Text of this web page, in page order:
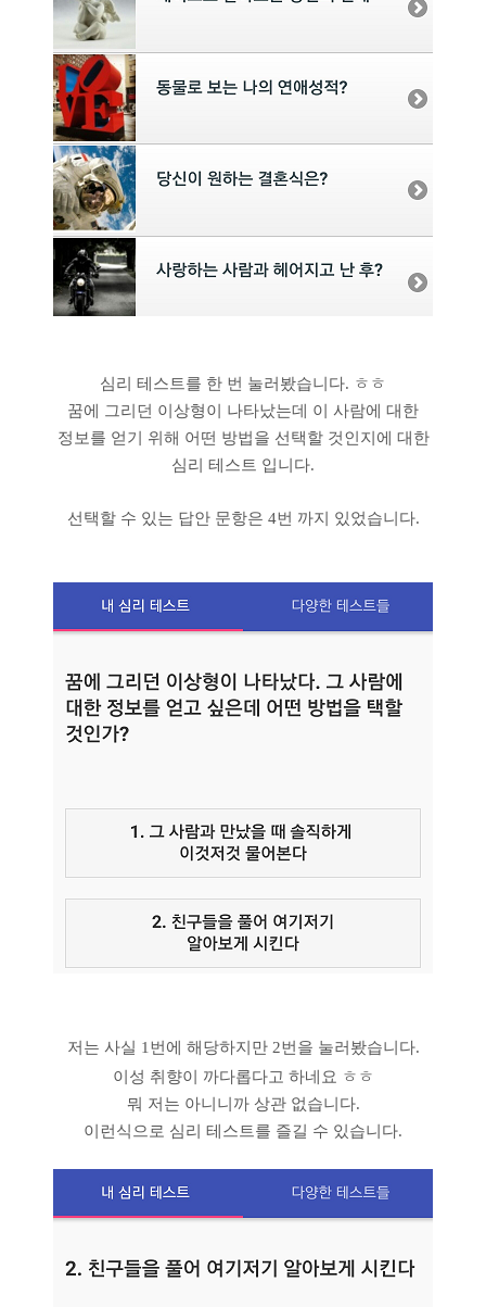
심리 테스트를 한 번 눌러봤습니다. ㅎㅎ
꿈에 그리던 이상형이 나타났는데 이 사람에 대한
정보를 얻기 위해 어떤 방법을 선택할 것인지에 대한
심리 테스트 입니다.
선택할 수 있는 답안 문항은 4번 까지 있었습니다.
저는 사실 1번에 해당하지만 2번을 눌러봤습니다.
이성 취향이 까다롭다고 하네요 ㅎㅎ
뭐 저는 아니니까 상관 없습니다.
이런식으로 심리 테스트를 즐길 수 있습니다.